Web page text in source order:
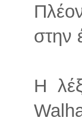
στην
Η